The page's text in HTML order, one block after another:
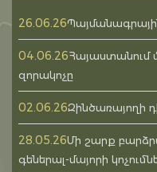
26.06.26
04.06.26Հայաստանում
զորակոչը
02.06.26Զինծառայողի
28.05.26Մի շարք
գեներալ-մայորի